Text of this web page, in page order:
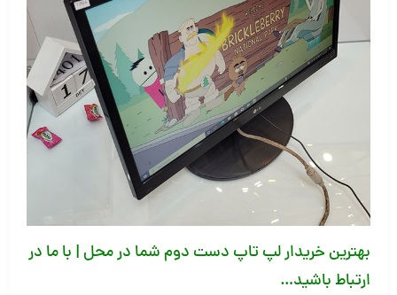
بهترین خریدار لپ تاپ دست دوم شما در محل | با ما در
ارتباط باشید…